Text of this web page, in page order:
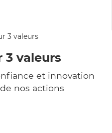
3 valeurs
et innovation
nos actions